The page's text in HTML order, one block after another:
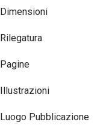
Dimensioni
Rilegatura
Pagine
Illustrazioni
Luogo Pubblicazione